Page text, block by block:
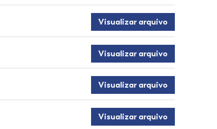
Visualizar arquivo
Visualizar arquivo
Visualizar arquivo
Visualizar arquivo